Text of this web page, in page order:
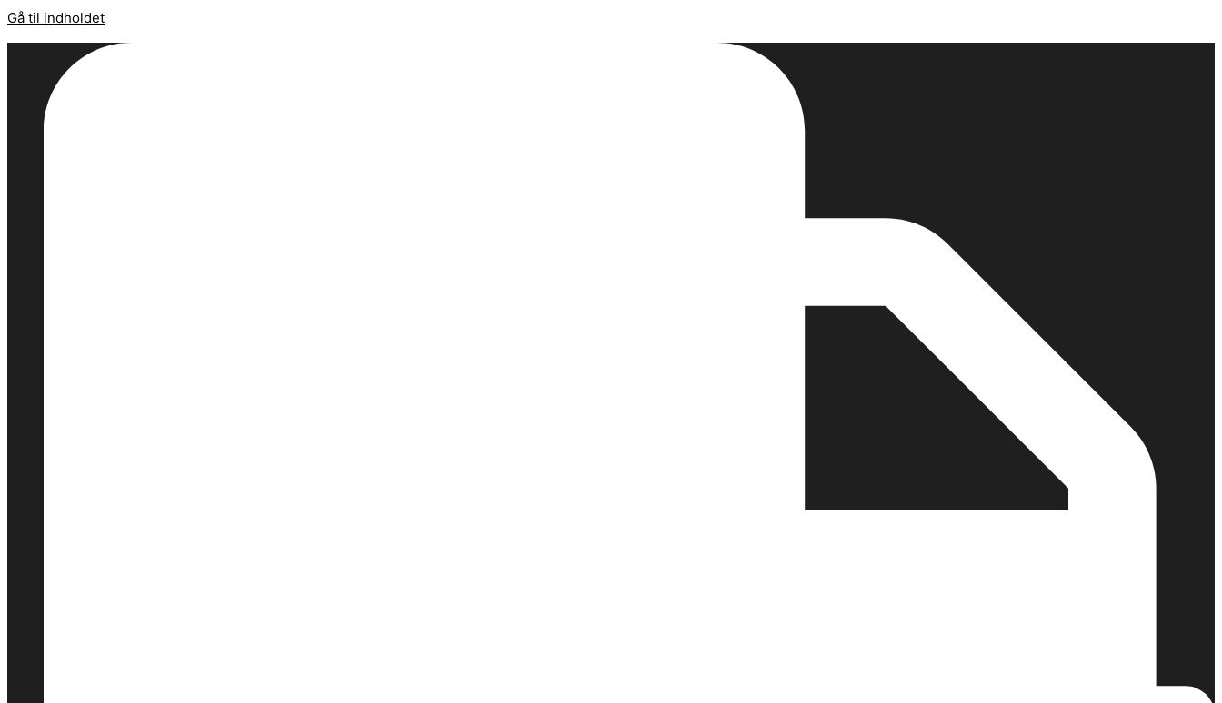
Gå til indholdet